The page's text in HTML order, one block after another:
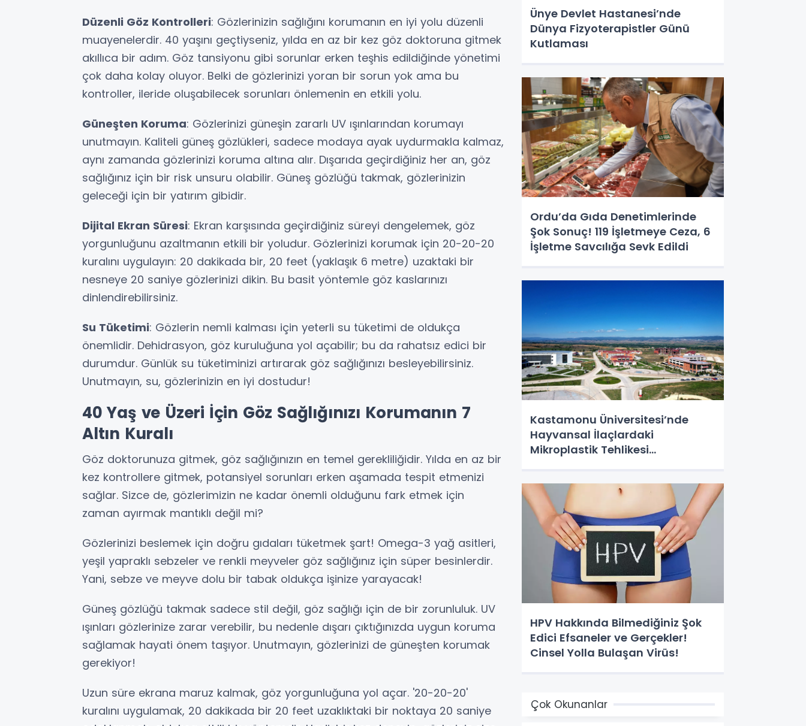
Düzenli Göz Kontrolleri: Gözlerinizin sağlığını korumanın en iyi yolu düzenli
muayenelerdir. 40 yaşını geçtiyseniz, yılda en az bir kez göz doktoruna gitmek
akıllıca bir adım. Göz tansiyonu gibi sorunlar erken teşhis edildiğinde yönetimi
çok daha kolay oluyor. Belki de gözlerinizi yoran bir sorun yok ama bu
kontroller, ileride oluşabilecek sorunları önlemenin en etkili yolu.
Güneşten Koruma: Gözlerinizi güneşin zararlı UV ışınlarından korumayı
unutmayın. Kaliteli güneş gözlükleri, sadece modaya ayak uydurmakla kalmaz,
aynı zamanda gözlerinizi koruma altına alır. Dışarıda geçirdiğiniz her an, göz
sağlığınız için bir risk unsuru olabilir. Güneş gözlüğü takmak, gözlerinizin
geleceği için bir yatırım gibidir.
Dijital Ekran Süresi: Ekran karşısında geçirdiğiniz süreyi dengelemek, göz
yorgunluğunu azaltmanın etkili bir yoludur. Gözlerinizi korumak için 20-20-20
kuralını uygulayın: 20 dakikada bir, 20 feet (yaklaşık 6 metre) uzaktaki bir
nesneye 20 saniye gözlerinizi dikin. Bu basit yöntemle göz kaslarınızı
dinlendirebilirsiniz.
Su Tüketimi: Gözlerin nemli kalması için yeterli su tüketimi de oldukça
önemlidir. Dehidrasyon, göz kuruluğuna yol açabilir; bu da rahatsız edici bir
durumdur. Günlük su tüketiminizi artırarak göz sağlığınızı besleyebilirsiniz.
Unutmayın, su, gözlerinizin en iyi dostudur!
40 Yaş ve Üzeri İçin Göz Sağlığınızı Korumanın 7
Altın Kuralı
Göz doktorunuza gitmek, göz sağlığınızın en temel gerekliliğidir. Yılda en az bir
kez kontrollere gitmek, potansiyel sorunları erken aşamada tespit etmenizi
sağlar. Sizce de, gözlerimizin ne kadar önemli olduğunu fark etmek için
zaman ayırmak mantıklı değil mi?
Gözlerinizi beslemek için doğru gıdaları tüketmek şart! Omega-3 yağ asitleri,
yeşil yapraklı sebzeler ve renkli meyveler göz sağlığınız için süper besinlerdir.
Yani, sebze ve meyve dolu bir tabak oldukça işinize yarayacak!
Güneş gözlüğü takmak sadece stil değil, göz sağlığı için de bir zorunluluk. UV
ışınları gözlerinize zarar verebilir, bu nedenle dışarı çıktığınızda uygun koruma
sağlamak hayati önem taşıyor. Unutmayın, gözlerinizi de güneşten korumak
gerekiyor!
Uzun süre ekrana maruz kalmak, göz yorgunluğuna yol açar. '20-20-20'
kuralını uygulamak, 20 dakikada bir 20 feet uzaklıktaki bir noktaya 20 saniye
Ünye Devlet Hastanesi’nde
Dünya Fizyoterapistler Günü
Kutlaması
Ordu’da Gıda Denetimlerinde
Şok Sonuç! 119 İşletmeye Ceza, 6
İşletme Savcılığa Sevk Edildi
Kastamonu Üniversitesi’nde
Hayvansal İlaçlardaki
Mikroplastik Tehlikesi
HPV Hakkında Bilmediğiniz Şok
Edici Efsaneler ve Gerçekler!
Cinsel Yolla Bulaşan Virüs!
Çok Okunanlar